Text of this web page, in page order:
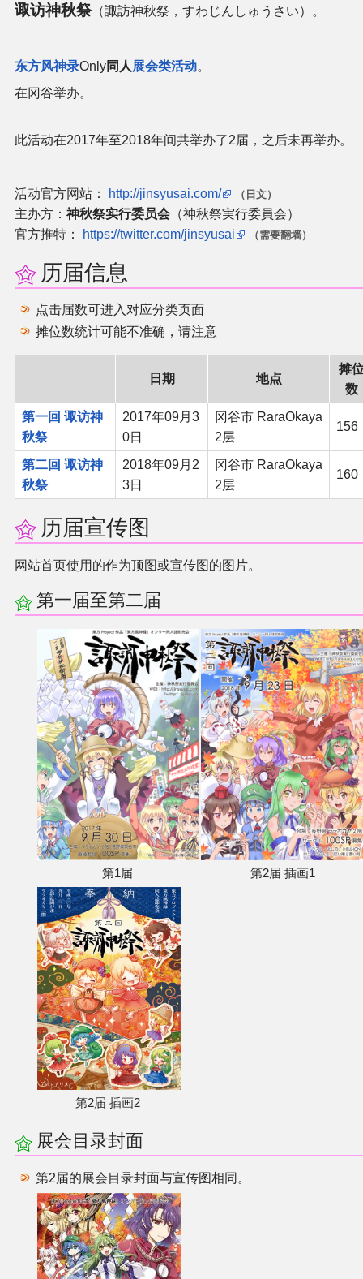
诹访神秋祭（諏訪神秋祭，すわじんしゅうさい）。
东方风神录Only同人 展会类活动。
在冈谷举办。
此活动在2017年至2018年间共举办了2届，之后未再举办。
活动官方网站： http://jinsyusai.com/ （日文）
主办方： 神秋祭实行委员会 （神秋祭実行委員会）
官方推特：
https://twitter.com/jinsyusai （需要翻墙）
历届信息
点击届数可进入对应分类页面
摊位数统计可能不准确，请注意
日期 地点
摊
数
第一回 诹访神
秋祭
2017年09月3
0日
冈谷市 RaraOkaya
2层
156
第二回 诹访神
秋祭
2018年09月2
3日
冈谷市 RaraOkaya
2层
160
历届宣传图
网站首页使用的作为顶图或宣传图的图片。
第一届至第二届
第1届 第2届 插画1
第2届 插画2
展会目录封面
第2届的展会目录封面与宣传图相同。
同人社团列表
同人软件列表
同人视频列表
其他形式同人
THB策划
THB衍生
其他
联系管理员
关于THBWiki
捐款支持